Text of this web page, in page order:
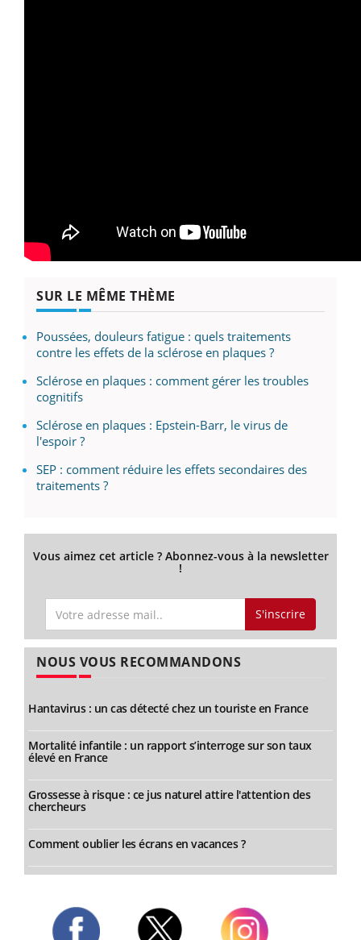
SUR LE MÊME THÈME
Poussées, douleurs fatigue : quels traitements
contre les effets de la sclérose en plaques ?
Sclérose en plaques : comment gérer les troubles
cognitifs
Sclérose en plaques : Epstein-Barr, le virus de
l'espoir ?
SEP : comment réduire les effets secondaires des
traitements ?
Vous aimez cet article ? Abonnez-vous à la newsletter
!
S'inscrire
NOUS VOUS RECOMMANDONS
Hantavirus : un cas détecté chez un touriste en France
Mortalité infantile : un rapport s’interroge sur son taux
élevé en France
Grossesse à risque : ce jus naturel attire l'attention des
chercheurs
Comment oublier les écrans en vacances ?